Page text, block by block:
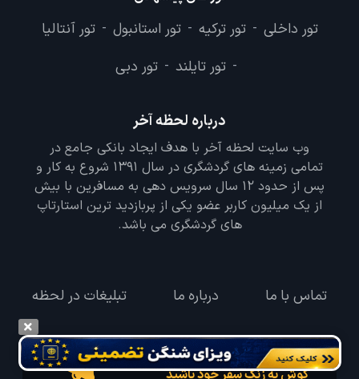
تور های مرتبط
تور قشم - تور شیراز
تور چابهار
تور های پیشنهادی
تور داخلی تور ترکیه - تور استانبول تور آنتالیا
- تور تایلند - تور دبی
درباره لحظه آخر
تمامی زمینه های گردشگری در سال 1391 شروع به کار و
پس از حدود 12 سال سرویس دهی به مسافرین با بیش
از یک میلیون کاربر عضو یکی از پربازدید ترین استارتاپ